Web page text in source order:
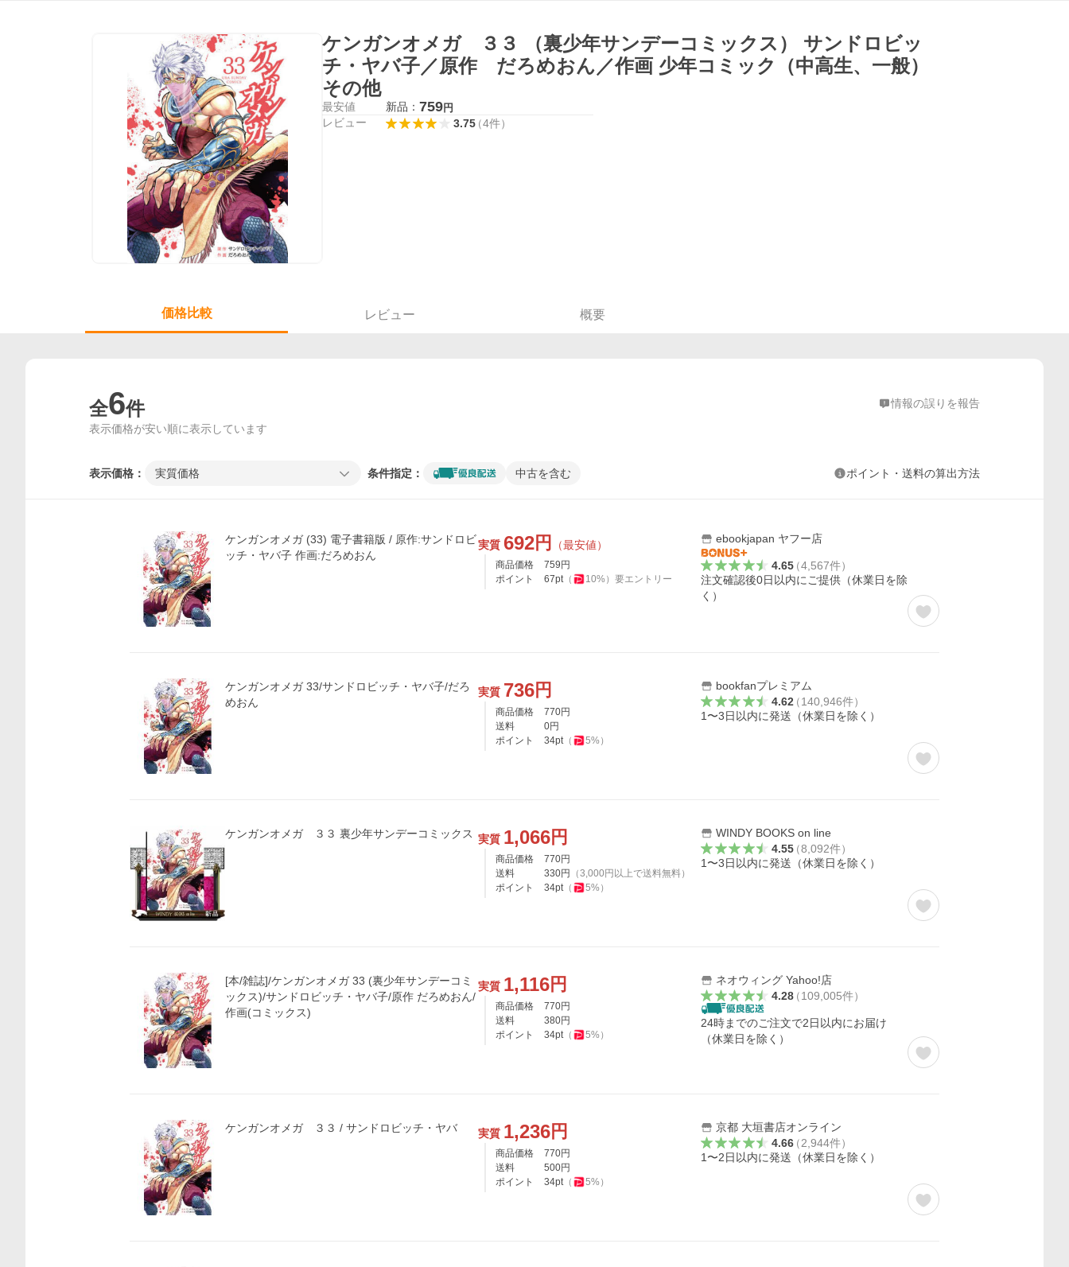
ケンガンオメガ ３３ （裏少年サンデーコミックス） サンドロビッ
チ・ヤバ子／原作 だろめおん／作画 少年コミック（中高生、一般）
その他
最安値 新品： 759円
レビュー 3.75（4件）
価格比較 レビュー 概要
全6件 情報の誤りを報告
表示価格が安い順に表示しています
表示価格： 実質価格 条件指定： 中古を含む ポイント・送料の算出方法
ケンガンオメガ (33) 電子書籍版 / 原作:サンドロビ
ッチ・ヤバ子 作画:だろめおん
実質 692円 （最安値）
商品価格 759 円
ポイント
67pt（ 10%） 要エントリー
ebookjapan ヤフー店
4.65（4,567件）
注文確認後0日以内にご提供（休業日を除
く）
ケンガンオメガ 33/サンドロビッチ・ヤバ子/だろ
めおん
実質 736円
商品価格 770円
送料
0円
ポイント
34pt（ 5%）
bookfanプレミアム
4.62（140,946件）
1〜3日以内に発送（休業日を除く）
ケンガンオメガ ３３ 裏少年サンデーコミックス 実質 1,066円
商品価格 770円
送料
330円 （3,000 円以上で送料無料）
ポイント
34pt（ 5%）
WINDY BOOKS on line
4.55（8,092件）
1〜3日以内に発送（休業日を除く）
[本/雑誌]/ケンガンオメガ 33 (裏少年サンデーコミ
ックス)/サンドロビッチ・ヤバ子/原作 だろめおん/
作画(コミックス)
実質 1,116円
商品価格 770円
送料
380円
ポイント
34pt（ 5%）
ネオウィング Yahoo!店
4.28（109,005件）
24時までのご注文で2日以内にお届け
（休業日を除く）
ケンガンオメガ ３３ / サンドロビッチ・ヤバ 実質 1,236円
商品価格 770円
送料
500円
ポイント
34pt（ 5%）
京都 大垣書店オンライン
4.66（2,944件）
1〜2日以内に発送（休業日を除く）